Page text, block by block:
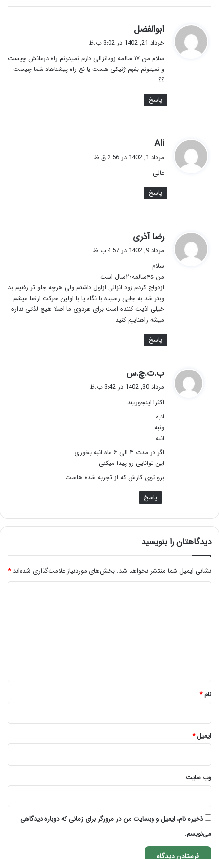
ابوالفضل
ف
خرداد 21, 1402 در 3:02 ب.ظ
سلام من ۱۷ سالمه زودانزالی دارم نمیدونم راه درمانش چیست
و نمیتونم بفهم ژنیکی هست یا نع راه پیشناهاد شما چیست
؟؟
پاسخ
Ali
ف
:
مرداد 1, 1402 در 2:56 ق.ظ
عالی
پاسخ
رضا آذری
ف
مرداد 9, 1402 در 4:57 ب.ظ
سلام
من ۴۵سالمه۲۰سال است
ازدواج کردم زود انزالی ازاول داشتم ولی هرچه جلو تر رفتیم بد
وبتر شد به جایی رسیده با نگاه یا با اولین حرکت ارضا میشم
خیلی اذیت کننده است برای هردوی ما اصلا هیچ لذتی نداره
میشه راهناییم کنید
پاسخ
ب.ت.چ.س
ف
:
مرداد 30, 1402 در 3:42 ب.ظ
اکثرا اینجوریند.
انبه
ونبه
انبه
اگر در مدت ۳ الی ۶ ماه انبه بخوری
این توانایی رو پیدا میکنی
برو توی کارش که از تجربه شده هاست
پاسخ
دیدگاهتان را بنویسید
نشانی ایمیل شما منتشر نخواهد شد. بخش‌های موردنیاز علامت‌گذاری شده‌اند*
نام*
ایمیل*
وب‌ سایت
ذخیره نام، ایمیل و وبسایت من در مرورگر برای زمانی که دوباره دیدگاهی
می‌نویسم.